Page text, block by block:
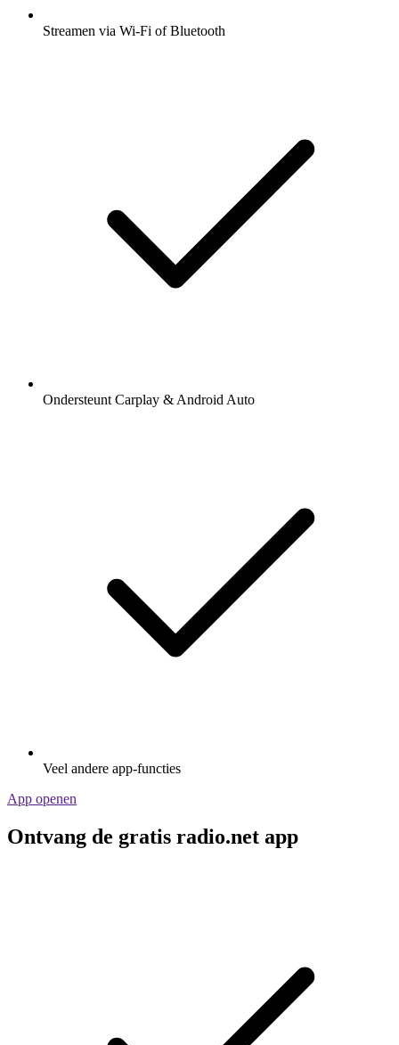
Streamen via Wi-Fi of Bluetooth
Ondersteunt Carplay & Android Auto
Veel andere app-functies
App openen
Ontvang de gratis radio.net app